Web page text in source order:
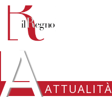
ATTUALITÀ